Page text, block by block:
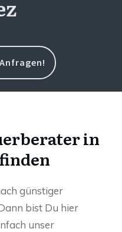
in
günstiger
bist Du hier
unser